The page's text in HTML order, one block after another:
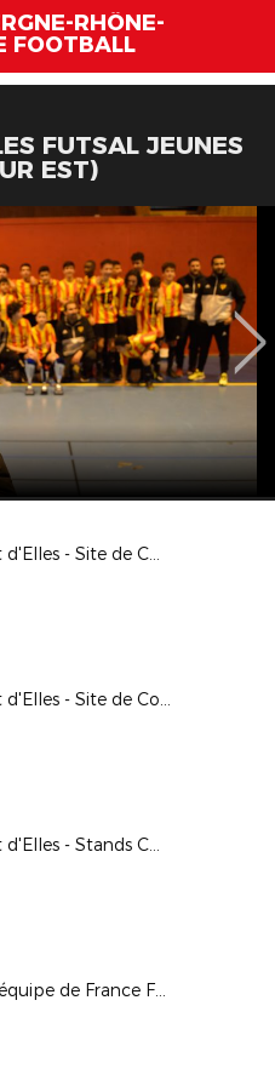
RHÔNE-
FOOTBALL
FUTSAL JEUNES
EST)
LAuRAFoot d'Elles - Site de Chassieu
LAuRAFoot d'Elles - Site de Cournon
LAuRAFoot d'Elles - Stands CDM
Musée de l'équipe de France Féminine : l'étape de Bourg en Bresse